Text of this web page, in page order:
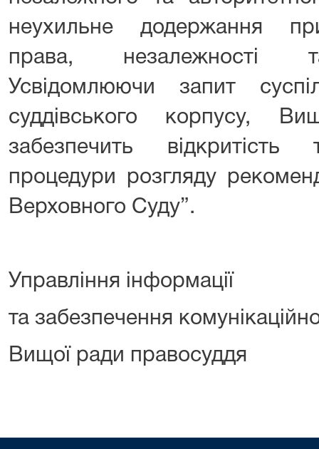
неухильне додержання
права, незалежності
Усвідомлюючи запит
суддівського корпусу,
забезпечить відкритість
процедури розгляду
Верховного Суду”.
Управління інформації
та забезпечення
Вищої ради правосуддя